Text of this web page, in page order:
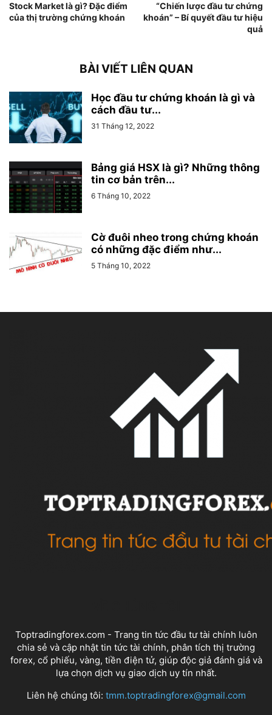
Stock Market là gì? Đặc điểm
của thị trường chứng khoán
“Chiến lược đầu tư chứng
khoán” – Bí quyết đầu tư hiệu
quả
BÀI VIẾT LIÊN QUAN
Học đầu tư chứng khoán là gì và
cách đầu tư...
31 Tháng 12, 2022
Bảng giá HSX là gì? Những thông
tin cơ bản trên...
6 Tháng 10, 2022
Cờ đuôi nheo trong chứng khoán
có những đặc điểm như...
5 Tháng 10, 2022
Toptradingforex.com - Trang tin tức đầu tư tài chính luôn
chia sẻ và cập nhật tin tức tài chính, phân tích thị trường
forex, cổ phiếu, vàng, tiền điện tử, giúp độc giả đánh giá và
lựa chọn dịch vụ giao dịch uy tín nhất.
Liên hệ chúng tôi: tmm.toptradingforex@gmail.com